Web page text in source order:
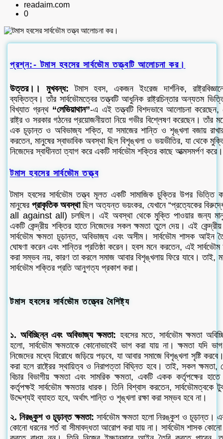
readaim.com
0
প্রশ্ন:- টমাস হবসের সার্বভৌম তত্ত্বটি আলোচনা কর।
উত্তর।। মুখবন্ধ: টমাস হবস, একজন ইংরেজ দার্শনিক,
ব্যক্তিত্ব। তাঁর সার্বভৌমত্বের তত্ত্বটি আধুনিক রাষ্ট্রচিন্তার অন্যতম
বিখ্যাত গ্রন্থ “লেভিয়াথান”-এ এই তত্ত্বটি বিশদভাবে আলোচনা করেছেন,
রাষ্ট্র ও সরকার গঠনের প্রয়োজনীয়তা নিয়ে গভীর বিশ্লেষণ করেছেন। তাঁর
এক চূড়ান্ত ও অবিভাজ্য শক্তি, যা সমাজের শান্তি ও শৃঙ্খলা বজায়
করতেন, মানুষের স্বাভাবিক অবস্থা ছিল বিশৃঙ্খলা ও ভয়ভীতির, যা থেকে
নিজেদের স্বাধীনতা ত্যাগ করে একটি সার্বভৌম শক্তির কাছে আত্মসমর্পণ করে।
টমাস হবসের সার্বভৌম তত্ত্ব
টমাস হবসের সার্বভৌম তত্ত্ব মূলত একটি সামাজিক চুক্তির উপর
মানুষেরপ্রাকৃতিক অবস্থাছিল অত্যন্ত ভয়ংকর, যেখানে “প্রত্যেকের
all against all) চলছিল। এই অবস্থা থেকে মুক্তি পাওয়ার জন্য মানুষ
একটি কেন্দ্রীয় শক্তির হাতে নিজেদের সকল ক্ষমতা তুলে দেয়। এই
সার্বভৌম ক্ষমতা চূড়ান্ত, অবিভাজ্য এবং অসীম। সার্বভৌম শাসক আইন
ঘোষণা করেন এবং শান্তির প্রতিষ্ঠা করেন। হবস মনে করতেন, এই সার্বভৌম
করা সম্ভব নয়, কারণ তা করলে সমাজ আবার বিশৃঙ্খলায় ফিরে যাবে। তাই,
সার্বভৌম শক্তির প্রতি আনুগত্য প্রকাশ করা।
টমাস হবসের সার্বভৌম তত্ত্বের বৈশিষ্ট্য
১. অবিচ্ছিন্ন এবং অবিভাজ্য ক্ষমতা: হবসের মতে, সার্বভৌম ক্ষমতা
হলো, সার্বভৌম ক্ষমতাকে কোনোভাবেই ভাগ করা যায় না। ক্ষমতা যদি
নিজেদের মধ্যে বিরোধে জড়িয়ে পড়বে, যা আবার সমাজে বিশৃঙ্খলা সৃষ্টি
করা হলে রাষ্ট্রের স্থায়িত্ব ও নিরাপত্তা বিঘ্নিত হবে। তাই, সকল
বিচার বিভাগীয় ক্ষমতা এবং সামরিক ক্ষমতা, একটি একক কর্তৃপক্ষের
কর্তৃপক্ষই সার্বভৌম ক্ষমতার ধারক। তিনি বিশ্বাস করতেন, সার্বভৌমত্বকে
উদ্দেশ্যই ব্যাহত হবে, অর্থাৎ শান্তি ও শৃঙ্খলা রক্ষা করা সম্ভব হবে না।
২. নিরঙ্কুশ ও চূড়ান্ত ক্ষমতা: সার্বভৌম ক্ষমতা হলো নিরঙ্কুশ ও চূড়ান্ত।
কোনো ধরনের শর্ত বা সীমাবদ্ধতা আরোপ করা যায় না। সার্বভৌম শাসক কোনো